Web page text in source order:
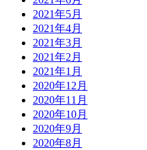
2021年5月
2021年4月
2021年3月
2021年2月
2021年1月
2020年12月
2020年11月
2020年10月
2020年9月
2020年8月